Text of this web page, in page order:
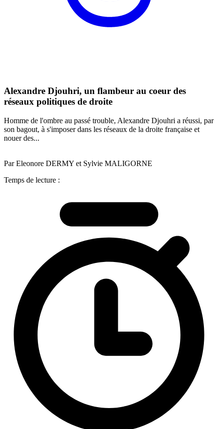
Alexandre Djouhri, un flambeur au coeur des
réseaux politiques de droite
Homme de l'ombre au passé trouble, Alexandre Djouhri a réussi, par
son bagout, à s'imposer dans les réseaux de la droite française et
nouer des...
Par Eleonore DERMY et Sylvie MALIGORNE
Temps de lecture :